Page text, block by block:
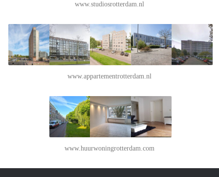
www.studiosrotterdam.nl
www.appartementrotterdam.nl
www.huurwoningrotterdam.com